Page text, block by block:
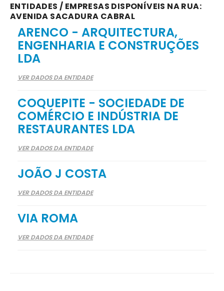
ENTIDADES / EMPRESAS DISPONÍVEIS NA RUA:
AVENIDA SACADURA CABRAL
ARENCO - ARQUITECTURA,
ENGENHARIA E CONSTRUÇÕES
LDA
VER DADOS DA ENTIDADE
COQUEPITE - SOCIEDADE DE
COMÉRCIO E INDÚSTRIA DE
RESTAURANTES LDA
VER DADOS DA ENTIDADE
JOÃO J COSTA
VER DADOS DA ENTIDADE
VIA ROMA
VER DADOS DA ENTIDADE